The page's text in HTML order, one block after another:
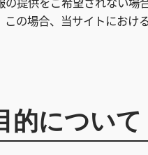
の場合、当サイトにおけ
的について